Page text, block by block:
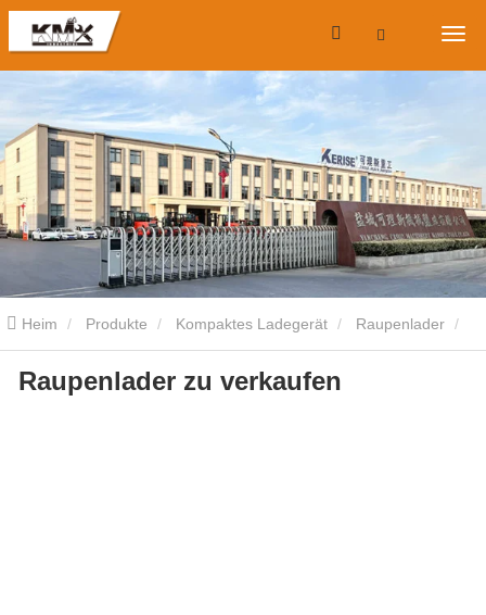
Heim Produkte Kompaktes Ladegerät Raupenlader
Raupenlader zu verkaufen
Raupenlader zu verkaufen